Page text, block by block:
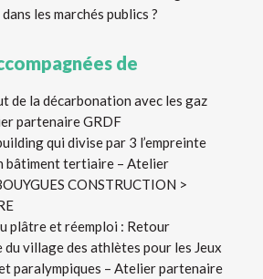
les marchés publics ?
de
de la décarbonation avec les gaz
partenaire GRDF
qui divise par 3 l’empreinte
bâtiment tertiaire – Atelier
CONSTRUCTION >
plâtre et réemploi : Retour
du village des athlètes pour les Jeux
paralympiques – Atelier partenaire